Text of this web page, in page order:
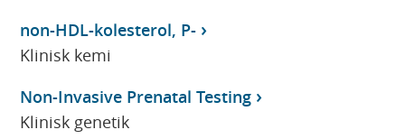
non-HDL-kolesterol, P-
Klinisk kemi
Non-Invasive Prenatal Testing
Klinisk genetik